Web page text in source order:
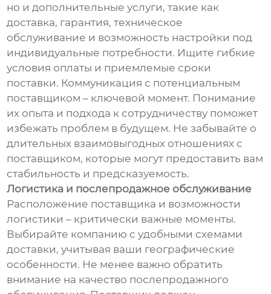
но и дополнительные услуги, такие как
доставка, гарантия, техническое
обслуживание и возможность настройки под
индивидуальные потребности. Ищите гибкие
условия оплаты и приемлемые сроки
поставки. Коммуникация с потенциальным
поставщиком – ключевой момент. Понимание
их опыта и подхода к сотрудничеству поможет
избежать проблем в будущем. Не забывайте о
длительных взаимовыгодных отношениях с
поставщиком, которые могут предоставить вам
стабильность и предсказуемость.
Логистика и послепродажное обслуживание
Расположение поставщика и возможности
логистики – критически важные моменты.
Выбирайте компанию с удобными схемами
доставки, учитывая ваши географические
особенности. Не менее важно обратить
внимание на качество послепродажного